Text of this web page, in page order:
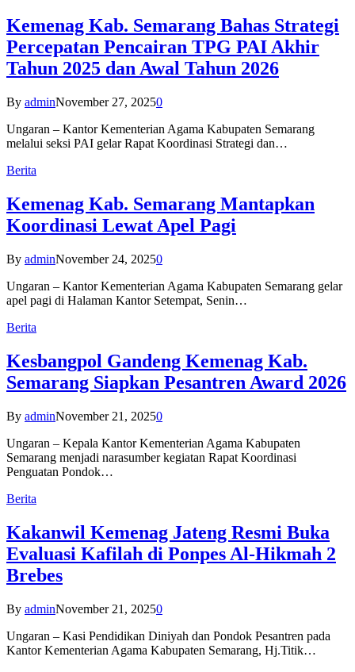
Kemenag Kab. Semarang Bahas Strategi
Percepatan Pencairan TPG PAI Akhir
Tahun 2025 dan Awal Tahun 2026
By adminNovember 27, 20250
Ungaran – Kantor Kementerian Agama Kabupaten Semarang
melalui seksi PAI gelar Rapat Koordinasi Strategi dan…
Berita
Kemenag Kab. Semarang Mantapkan
Koordinasi Lewat Apel Pagi
By adminNovember 24, 20250
Ungaran – Kantor Kementerian Agama Kabupaten Semarang gelar
apel pagi di Halaman Kantor Setempat, Senin…
Berita
Kesbangpol Gandeng Kemenag Kab.
Semarang Siapkan Pesantren Award 2026
By adminNovember 21, 20250
Ungaran – Kepala Kantor Kementerian Agama Kabupaten
Semarang menjadi narasumber kegiatan Rapat Koordinasi
Penguatan Pondok…
Berita
Kakanwil Kemenag Jateng Resmi Buka
Evaluasi Kafilah di Ponpes Al-Hikmah 2
Brebes
By adminNovember 21, 20250
Ungaran – Kasi Pendidikan Diniyah dan Pondok Pesantren pada
Kantor Kementerian Agama Kabupaten Semarang, Hj.Titik…